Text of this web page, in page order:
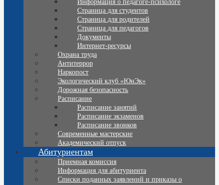
Информация о педагоге-психологе
Страница для студентов
Страница для родителей
Страница для педагогов
Документы
Интернет-ресурсы
Охрана труда
Антитеррор
Наркопост
Экологический клуб «ЮнЭк»
Дорожная безопасность
Расписание
Расписание занятий
Расписание экзаменов
Расписание звонков
Современные мастерские
Академический отпуск
Абитуриентам
Приемная комиссия
Информация для абитуриента
Списки поданных заявлений и приказы о